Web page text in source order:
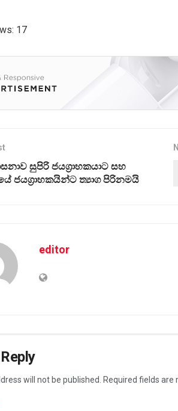
17
සුපිරි ජයග්‍රාහකයාට සහ
ජයග්‍රාහකයින්ට ත්‍යාග පිරිනමයි
editor
will not be published. Required fields are